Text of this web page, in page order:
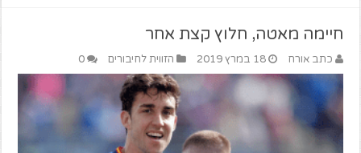
חיימה מאטה, חלוץ קצת אחר
כתב אורח 18 במרץ 2019 הזווית לחיבורים 0